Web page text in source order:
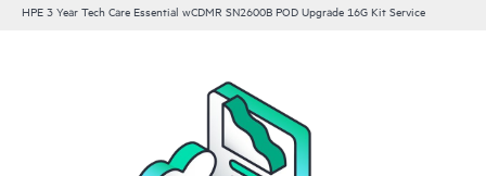
HPE 3 Year Tech Care Essential wCDMR SN2600B POD Upgrade 16G Kit Service